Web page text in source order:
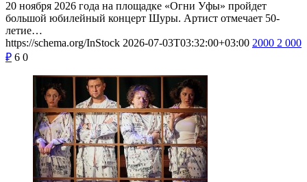
20 ноября 2026 года на площадке «Огни Уфы» пройдет
большой юбилейный концерт Шуры. Артист отмечает 50-
летие…
https://schema.org/InStock 2026-07-03T03:32:00+03:00 2000 2 000
₽ 6 0